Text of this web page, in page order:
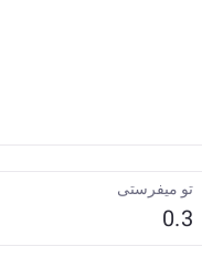
تو میفرستی